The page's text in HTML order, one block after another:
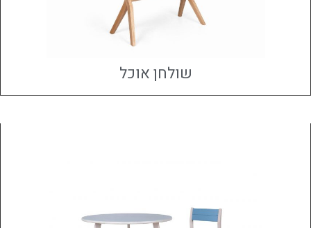
שולחן אוכל